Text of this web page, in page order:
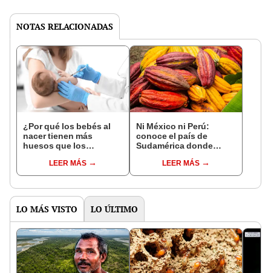
NOTAS RELACIONADAS
¿Por qué los bebés al
nacer tienen más
huesos que los
LEER MÁS
Ni México ni Perú:
conoce el país de
Sudamérica donde
estudioLEER MÁS
LO MÁS VISTO LO ÚLTIMO